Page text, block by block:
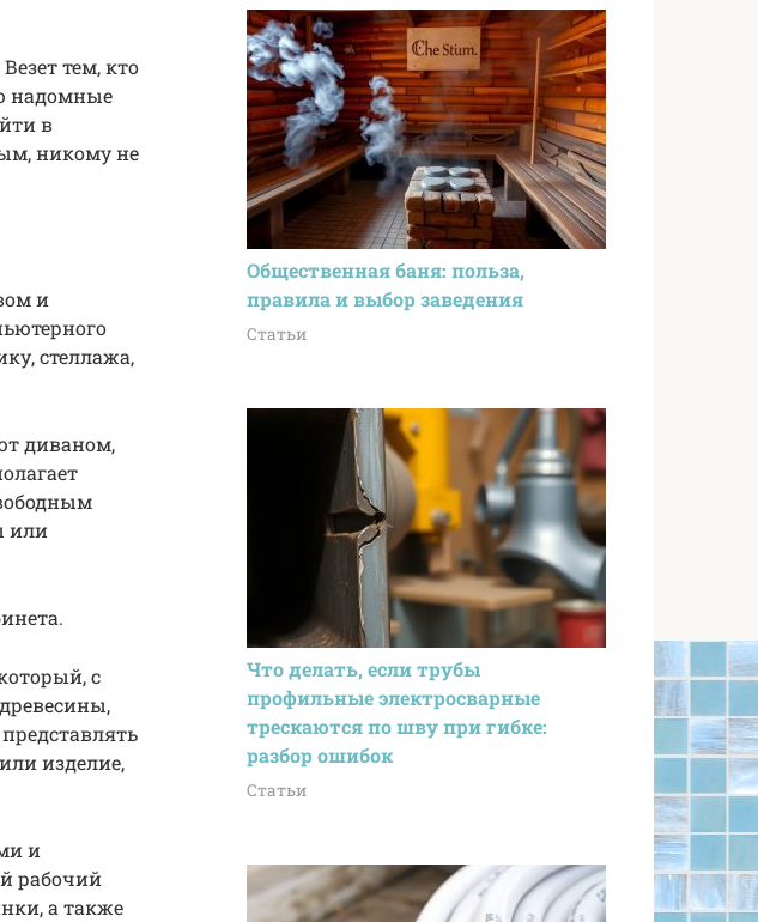
тем, кто
надомные
в
никому не
и
стеллажа,
диваном,
или
с
изделие,
и
рабочий
а также
Общественная баня: польза,
правила и выбор заведения
Статьи
Что делать, если трубы
профильные электросварные
трескаются по шву при гибке:
разбор ошибок
Статьи